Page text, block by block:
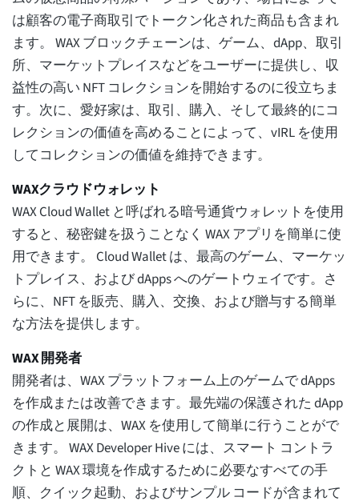
は顧客の電子商取引でトークン化された商品も含まれ
ます。 WAX ブロックチェーンは、ゲーム、dApp、取引
所、マーケットプレイスなどをユーザーに提供し、収
益性の高い NFT コレクションを開始するのに役立ちま
す。次に、愛好家は、取引、購入、そして最終的にコ
レクションの価値を高めることによって、vIRL を使用
してコレクションの価値を維持できます。
WAXクラウドウォレット
WAX Cloud Wallet と呼ばれる暗号通貨ウォレットを使用
すると、秘密鍵を扱うことなく WAX アプリを簡単に使
用できます。 Cloud Wallet は、最高のゲーム、マーケッ
トプレイス、および dApps へのゲートウェイです。さ
らに、NFT を販売、購入、交換、および贈与する簡単
な方法を提供します。
WAX 開発者
開発者は、WAX プラットフォーム上のゲームで dApps
を作成または改善できます。最先端の保護された dApp
の作成と展開は、WAX を使用して簡単に行うことがで
きます。 WAX Developer Hive には、スマート コントラ
クトと WAX 環境を作成するために必要なすべての手
順、クイック起動、およびサンプル コードが含まれて